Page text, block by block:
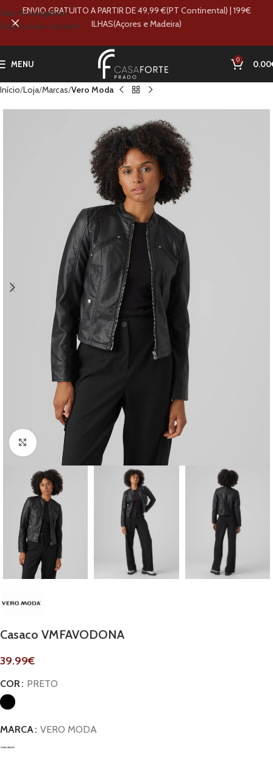
Skip to navigation
Skip to main content
MENU 0 0.00
Início Loja Marcas Vero Moda
Clique para ampliar
Casaco VMFAVODONA
39.99€
COR PRETO
MARCA VERO MODA
ENVIO GRATUITO A PARTIR DE 49,99 €(PT Continental) | 199€
ILHAS(Açores e Madeira)